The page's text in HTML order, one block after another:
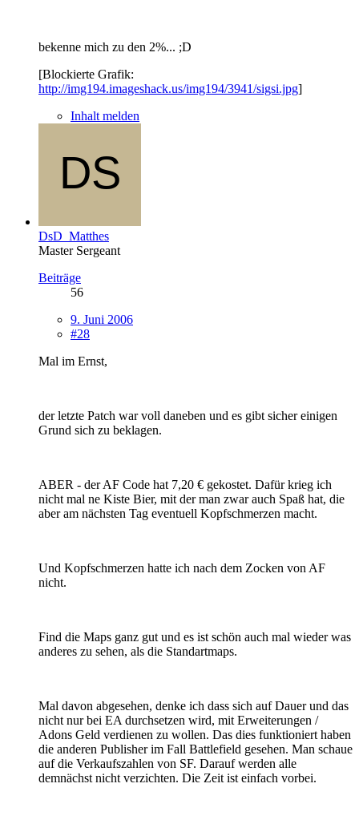
bekenne mich zu den 2%... ;D
[Blockierte Grafik:
http://img194.imageshack.us/img194/3941/sigsi.jpg]
Inhalt melden
DsD_Matthes
Master Sergeant
Beiträge
56
9. Juni 2006
#28
Mal im Ernst,
der letzte Patch war voll daneben und es gibt sicher einigen
Grund sich zu beklagen.
ABER - der AF Code hat 7,20 € gekostet. Dafür krieg ich
nicht mal ne Kiste Bier, mit der man zwar auch Spaß hat, die
aber am nächsten Tag eventuell Kopfschmerzen macht.
Und Kopfschmerzen hatte ich nach dem Zocken von AF
nicht.
Find die Maps ganz gut und es ist schön auch mal wieder was
anderes zu sehen, als die Standartmaps.
Mal davon abgesehen, denke ich dass sich auf Dauer und das
nicht nur bei EA durchsetzen wird, mit Erweiterungen /
Adons Geld verdienen zu wollen. Das dies funktioniert haben
die anderen Publisher im Fall Battlefield gesehen. Man schaue
auf die Verkaufszahlen von SF. Darauf werden alle
demnächst nicht verzichten. Die Zeit ist einfach vorbei.